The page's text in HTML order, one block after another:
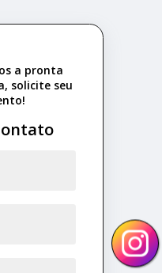
a pronta
solicite seu